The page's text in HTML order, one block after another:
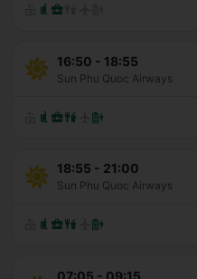
16:50 - 18:55
Sun Phu Quoc Airways
18:55 - 21:00
Sun Phu Quoc Airways
07:05 - 09:15